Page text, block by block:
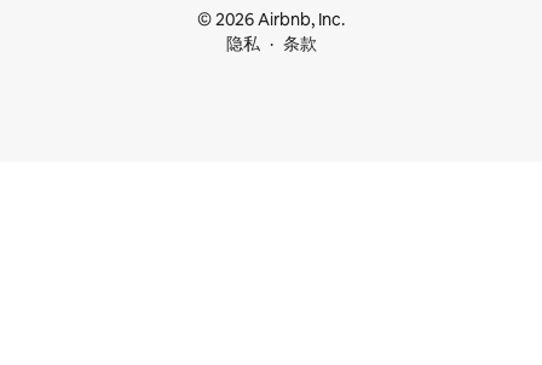
© 2026 Airbnb, Inc.
隐私
条款